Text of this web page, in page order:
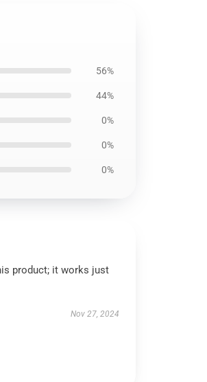
56%
44%
0%
0%
0%
product; it works just
Nov 27, 2024